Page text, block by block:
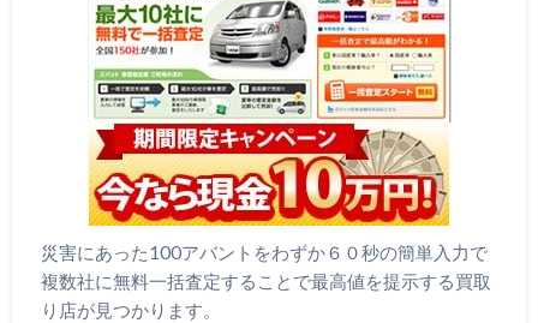
災害にあった100アバントをわずか６０秒の簡単入力で
複数社に無料一括査定することで最高値を提示する買取
り店が見つかります。